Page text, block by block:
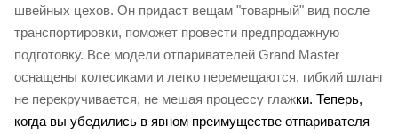
швейных цехов. Он придаст вещам "товарный" вид после
транспортировки, поможет провести предпродажную
подготовку. Все модели отпаривателей Grand Master
оснащены колесиками и легко перемещаются, гибкий шланг
не перекручивается, не мешая процессу глажки. Теперь,
когда вы убедились в явном преимуществе отпаривателя